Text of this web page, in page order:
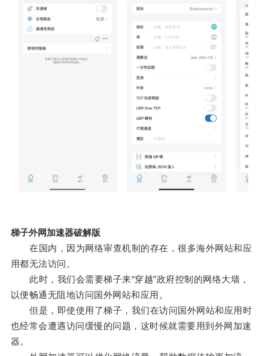
梯子外网加速器破解版
在国内，因为网络审查机制的存在，很多海外网站和应
用都无法访问。
此时，我们会需要梯子来“穿越”政府控制的网络大墙，
以便畅通无阻地访问国外网站和应用。
但是，即使使用了梯子，我们在访问国外网站和应用时
也经常会遭遇访问缓慢的问题，这时候就需要用到外网加速
器。